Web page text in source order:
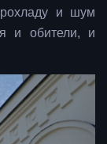
и шум
и обители, и